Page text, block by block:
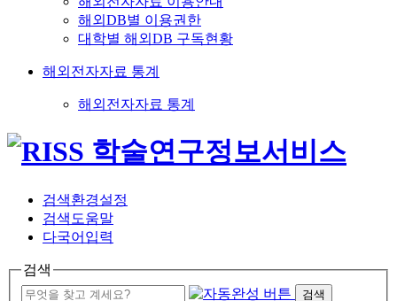
해외DB별 이용권한
대학별 해외DB 구독현황
해외전자자료 통계
해외전자자료 통계
검색환경설정
검색도움말
다국어입력
검색
검색